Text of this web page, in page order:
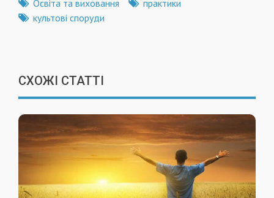
Освіта та виховання
практики
культові споруди
СХОЖІ СТАТТІ